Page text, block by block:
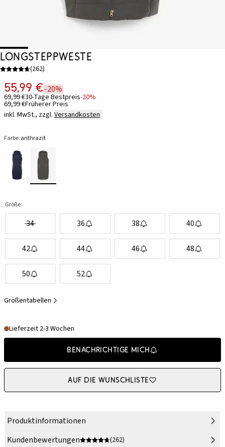
Longsteppweste
(262)
55,99 €-20%
69,99 €30-Tage Bestpreis-20%
69,99 €Früherer Preis
inkl. MwSt., zzgl. Versandkosten
Farbe:anthrazit
Größe:
34 36 38 40
42 44 46 48
50 52
Größentabellen
Lieferzeit 2-3 Wochen
Benachrichtige mich
Auf die Wunschliste
Produktinformationen
Kundenbewertungen
(262)